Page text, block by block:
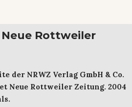
Neue Rottweiler
der NRWZ Verlag GmbH & Co.
Neue Rottweiler Zeitung. 2004